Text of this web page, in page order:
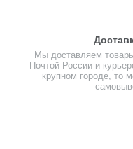
Мы доставляем
Почтой России и
крупном городе, то